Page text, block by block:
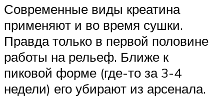
Современные виды креатина
применяют и во время сушки.
Правда только в первой половине
работы на рельеф. Ближе к
пиковой форме (где-то за 3-4
недели) его убирают из арсенала.